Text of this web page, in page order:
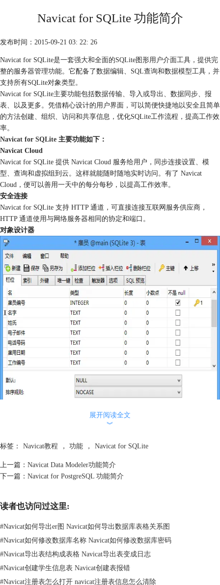
Navicat for SQLite 功能简介
发布时间：2015-09-21 03: 22: 26
Navicat for SQLite是一套强大和全面的SQLite图形用户介面工具，提供完
整的服务器管理功能。它配备了数据编辑、SQL查询和数据模型工具，并
支持所有SQLite对象类型。
Navicat for SQLite主要功能包括数据传输、导入或导出、数据同步、报
表、以及更多。凭借精心设计的用户界面，可以简便快捷地以安全且简单
的方法创建、组织、访问和共享信息，优化SQLite工作流程，提高工作效
率。
Navicat for SQLite 主要功能如下：
Navicat Cloud
Navicat for SQLite 提供 Navicat Cloud 服务给用户，同步连接设置、模
型、查询和虚拟组到云。这样就能随时随地实时访问。有了 Navicat
Cloud，便可以善用一天中的每分每秒，以提高工作效率。
安全连接
Navicat for SQLite 支持 HTTP 通道，可直接连接互联网服务供应商，
HTTP 通道使用与网络服务器相同的协定和端口。
对象设计器
Navicat for SQLite 对象设计器
使用专业的对象设计器创建、修改和设计所有数据库对象，例如：表、视
图、触发器和索引。无需编写复杂的 SQL 来创建和编辑对象。
展开阅读全文
︾
标签： Navicat教程 ， 功能 ， Navicat for SQLite
上一篇： Navicat Data Modeler功能简介
下一篇： Navicat for PostgreSQL 功能简介
读者也访问过这里:
#Navicat如何导出er图 Navicat如何导出数据库表格关系图
#Navicat如何修改数据库名称 Navicat如何修改数据库密码
#Navicat导出表结构成表格 Navicat导出表变成日志
#Navicat创建学生信息表 Navicat创建表报错
#Navicat注册表怎么打开 navicat注册表信息怎么清除